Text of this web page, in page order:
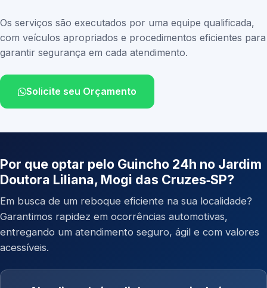
Os serviços são executados por uma equipe qualificada,
com veículos apropriados e procedimentos eficientes para
garantir segurança em cada atendimento.
Solicite seu Orçamento
Por que optar pelo Guincho 24h no Jardim
Doutora Liliana, Mogi das Cruzes‑SP?
Em busca de um reboque eficiente na sua localidade?
Garantimos rapidez em ocorrências automotivas,
entregando um atendimento seguro, ágil e com valores
acessíveis.